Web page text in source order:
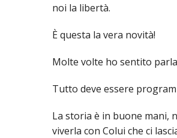
noi la libertà.
È questa la vera novità!
Molte volte ho sentito
Tutto deve essere
La storia è in buone mani,
viverla con Colui che ci